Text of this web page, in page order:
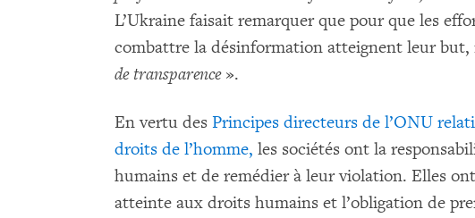
L’Ukraine faisait remarquer que pour que les
combattre la désinformation atteignent leur
de transparence».
En vertu des Principes directeurs de l’ONU
droits de l’homme, les sociétés ont la
humains et de remédier à leur violation. Elles
atteinte aux droits humains et l’obligation de